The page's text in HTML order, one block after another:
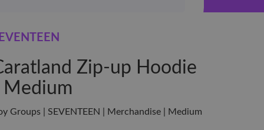
Zip-up Hoodie
Medium
Groups | SEVENTEEN | Merchandise | Medium